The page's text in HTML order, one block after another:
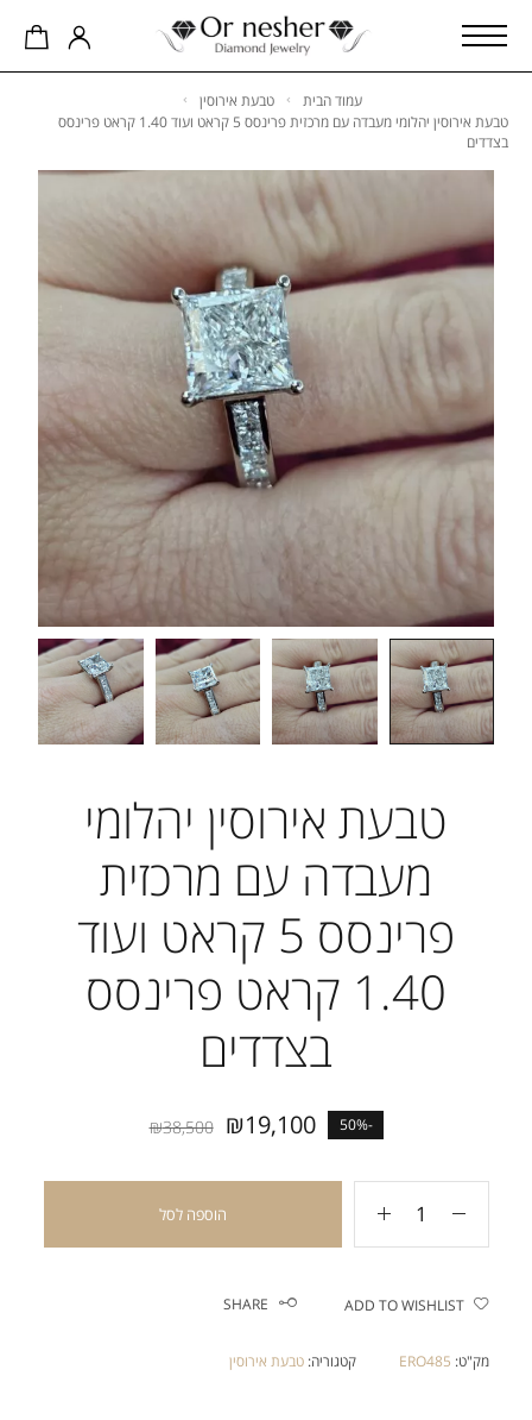
עמוד הבית
טבעת אירוסין
טבעת אירוסין יהלומי מעבדה עם מרכזית פרינסס 5 קראט ועוד 1.40 קראט פרינסס
בצדדים
טבעת אירוסין יהלומי
מעבדה עם מרכזית
פרינסס 5 קראט ועוד
1.40 קראט פרינסס
בצדדים
-50%
₪38,500 ₪19,100
הוספה לסל
ADD TO WISHLIST
SHARE
מק"ט: ERO485 קטגוריה:טבעת אירוסין